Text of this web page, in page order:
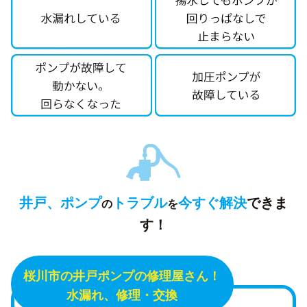
井戸、ポンプの トラブルを今すぐ解決できま
す！
桜川市の井戸ポンプの修理屋さん！
水漏れ、修理・交換